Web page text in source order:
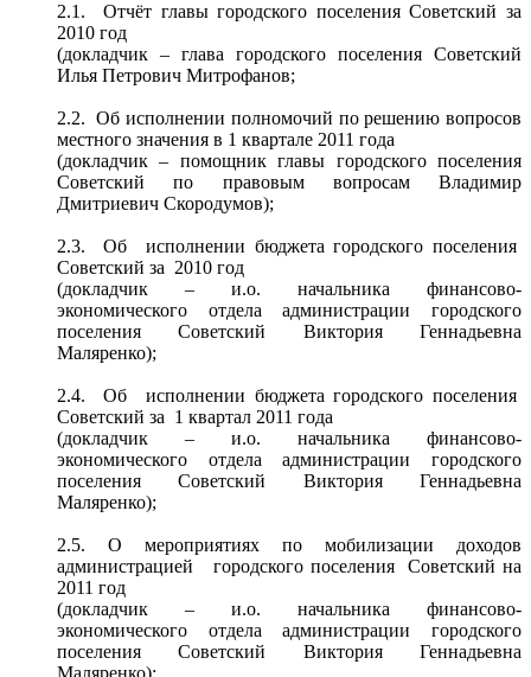
2.1. Отчёт главы городского поселения Советский за
2010 год
(докладчик – глава городского поселения Советский
Илья Петрович Митрофанов;
2.2. Об исполнении полномочий по решению вопросов
местного значения в 1 квартале 2011 года
(докладчик – помощник главы городского поселения
Советский по правовым вопросам Владимир
Дмитриевич Скородумов);
2.3. Об исполнении бюджета городского поселения
Советский за 2010 год
(докладчик – и.о. начальника финансово-
экономического отдела администрации городского
поселения Советский Виктория Геннадьевна
Маляренко);
2.4. Об исполнении бюджета городского поселения
Советский за 1 квартал 2011 года
(докладчик – и.о. начальника финансово-
экономического отдела администрации городского
поселения Советский Виктория Геннадьевна
Маляренко);
2.5. О мероприятиях по мобилизации доходов
администрацией городского поселения Советский на
2011 год
(докладчик – и.о. начальника финансово-
экономического отдела администрации городского
поселения Советский Виктория Геннадьевна